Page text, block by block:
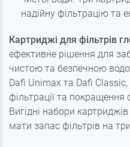
надійну фільтрацію та
Картриджі для фільтрів
ефективне рішення для
чистою та безпечною
Dafi Unimax та Dafi
фільтрації та
Вигідні набори
мати запас фільтрів на